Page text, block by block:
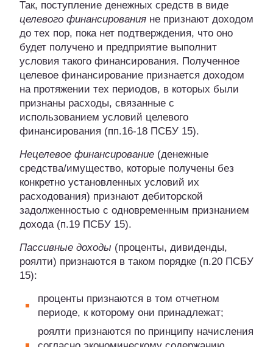
Так, поступление денежных средств в виде
целевого финансирования не признают доходом
до тех пор, пока нет подтверждения, что оно
будет получено и предприятие выполнит
условия такого финансирования. Полученное
целевое финансирование признается доходом
на протяжении тех периодов, в которых были
признаны расходы, связанные с
использованием условий целевого
финансирования (пп.16-18 ПСБУ 15).
Нецелевое финансирование (денежные
средства/имущество, которые получены без
конкретно установленных условий их
расходования) признают дебиторской
задолженностью с одновременным признанием
дохода (п.19 ПСБУ 15).
Пассивные доходы (проценты, дивиденды,
роялти) признаются в таком порядке (п.20 ПСБУ
15):
проценты признаются в том отчетном
периоде, к которому они принадлежат;
роялти признаются по принципу начисления